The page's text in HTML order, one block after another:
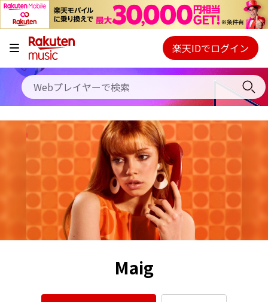
キャンペーン
料金プラン
使い方
初回30日間無料お試し
Webプレイヤー
ご契約内容の確認・変更
楽天IDでログイン
Maig